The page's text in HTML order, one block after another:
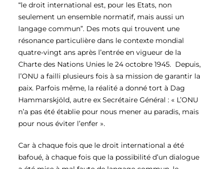
“le droit international est, pour les Etats, non
seulement un ensemble normatif, mais aussi un
langage commun”. Des mots qui trouvent une
résonance particulière dans le contexte mondial
quatre-vingt ans après l’entrée en vigueur de la
Charte des Nations Unies le 24 octobre 1945. Depuis,
l’ONU a failli plusieurs fois à sa mission de garantir la
paix. Parfois même, la réalité a donné tort à Dag
Hammarskjöld, autre ex Secrétaire Général : « L’ONU
n’a pas été établie pour nous mener au paradis, mais
pour nous éviter l’enfer ».
Car à chaque fois que le droit international a été
bafoué, à chaque fois que la possibilité d’un dialogue